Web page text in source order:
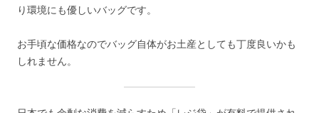
り環境にも優しいバッグです。
お手頃な価格なのでバッグ自体がお土産としても丁度良いかも
しれません。